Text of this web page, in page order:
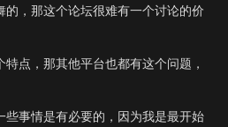
，那这个论坛很难有一个讨论的价
点，那其他平台也都有这个问题，
事情是有必要的，因为我是最开始